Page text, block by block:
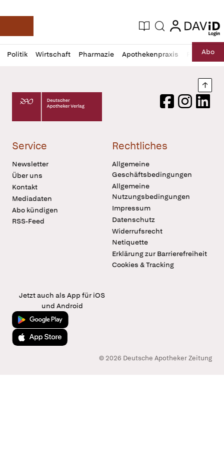
Deutsche Apotheker Zeitung
Aktuelle Ausgabe
Suche login
login
Politik Wirtschaft Pharmazie Apothekenpraxis RechtAbo
Profil
öffnen
Daz
Pur
Deutscher Apotheker Verlag Logo
FacebookInstagram
Service
Newsletter
Über uns
Kontakt
Mediadaten
Abo kündigen
RSS-Feed
Rechtliches
Allgemeine
Geschäftsbedingungen
Allgemeine
Nutzungsbedingungen
Impressum
Datenschutz
Widerrufsrecht
Netiquette
Erklärung zur Barrierefreiheit
Cookies & Tracking
Jetzt auch als App für iOS
und Android
Jetzt bei Google Play
Laden im App Store
© 2026 Deutsche Apotheker Zeitung